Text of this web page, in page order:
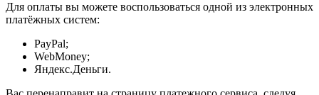
Для оплаты вы можете воспользоваться одной из электронных
платёжных систем:
PayPal;
WebMoney;
Яндекс.Деньги.